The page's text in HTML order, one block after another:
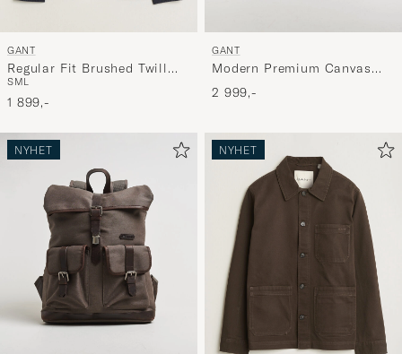
GANT
Regular Fit Brushed Twill
Overshirt Evening Blue
SML
1 899,-
GANT
Modern Premium Canvas
Commuter Bag Faded Taupe
2 999,-
NYHET NYHET